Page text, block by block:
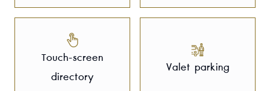
Touch-screen
directory
Valet parking